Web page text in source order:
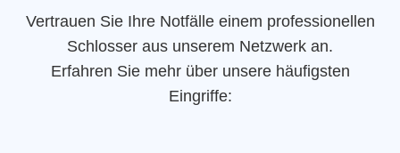
Vertrauen Sie Ihre Notfälle einem professionellen
Schlosser aus unserem Netzwerk an.
Erfahren Sie mehr über unsere häufigsten
Eingriffe: